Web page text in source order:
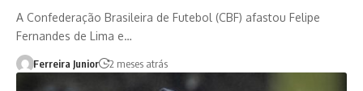
A Confederação Brasileira de Futebol (CBF) afastou Felipe
Fernandes de Lima e…
Ferreira Junior 2 meses atrás